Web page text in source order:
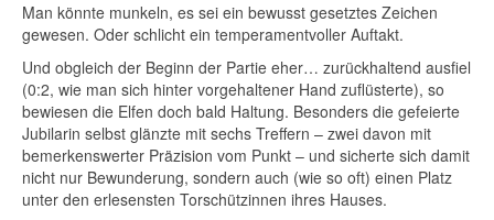
Man könnte munkeln, es sei ein bewusst gesetztes Zeichen
gewesen. Oder schlicht ein temperamentvoller Auftakt.
Und obgleich der Beginn der Partie eher… zurückhaltend ausfiel
(0:2, wie man sich hinter vorgehaltener Hand zuflüsterte), so
bewiesen die Elfen doch bald Haltung. Besonders die gefeierte
Jubilarin selbst glänzte mit sechs Treffern – zwei davon mit
bemerkenswerter Präzision vom Punkt – und sicherte sich damit
nicht nur Bewunderung, sondern auch (wie so oft) einen Platz
unter den erlesensten Torschützinnen ihres Hauses.